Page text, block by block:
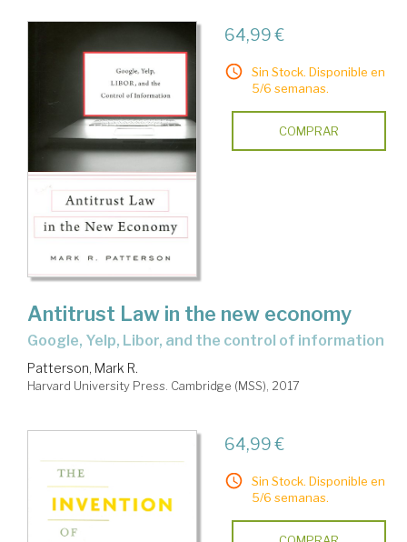
64,99 €
Sin Stock. Disponible en
5/6 semanas.
COMPRAR
Antitrust Law in the new economy
Google, Yelp, Libor, and the control of information
Patterson, Mark R.
Harvard University Press. Cambridge (MSS), 2017
64,99 €
Sin Stock. Disponible en
5/6 semanas.